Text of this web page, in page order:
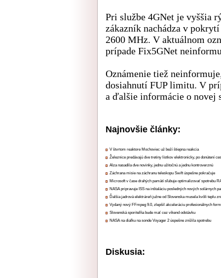
Pri službe 4GNet je vyššia
zákazník nachádza v
2600 MHz. V aktuálnom
prípade Fix5GNet
Oznámenie tiež
dosiahnutí FUP limitu. V
a ďalšie informácie o novej
Najnovšie články:
V štvrtom reaktore Mochoviec už beží štiepna reakcia
Železnice predávajú dve tretiny lístkov elektronicky, po donútení
Alza nasadila dve novinky, jednu užitočnú a jednu kontroverznú
Záchrana misie na záchranu teleskopu Swift úspešne pokračuje
Microsoft v čase drahých pamätí sľubuje optimalizovať spotrebu
NASA pripravuje ISS na inštaláciu posledných nových solárnych
Ďalšia jadrová elektráreň južne od Slovenska musela kvôli teplu
Vydaný nový FFmpeg 9.0, zlepšil akceleráciu profesionálnych
Slovenská sporiteľňa bude mať cez víkend odstávku
NASA na diaľku na sonde Voyager 2 úspešne znížila spotrebu
Diskusia: